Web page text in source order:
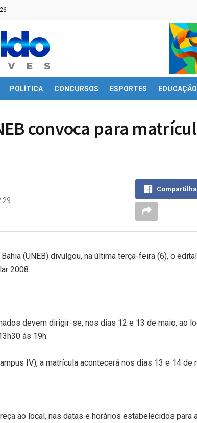
POLÍTICA CONCURSOS ESPORTES EDUCAÇÃO
convoca para
(UNEB) divulgou, na última terça-feira (6), o
2008.
devem dirigir-se, nos dias 12 e 13 de maio, ao
às 19h.
IV), a matrícula acontecerá nos dias 13 e 14
ao local, nas datas e horários estabelecidos para